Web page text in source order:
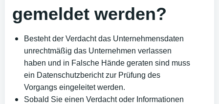
gemeldet werden?
Besteht der Verdacht das Unternehmensdaten
unrechtmäßig das Unternehmen verlassen
haben und in Falsche Hände geraten sind muss
ein Datenschutzbericht zur Prüfung des
Vorgangs eingeleitet werden.
Sobald Sie einen Verdacht oder Informationen